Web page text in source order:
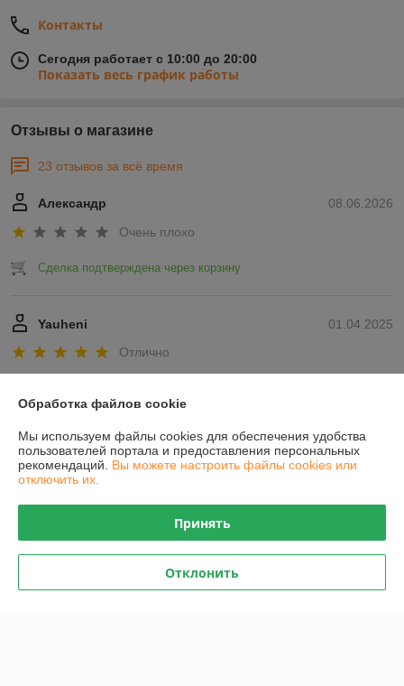
Контакты
Сегодня работает с 10:00 до 20:00
Показать весь график работы
Отзывы о магазине
23 отзывов за всё время
08.06.2026
Александр
Очень плохо
Сделка подтверждена через корзину
01.04.2025
Yauheni
Отлично
О нас
Обработка файлов cookie
Мы используем файлы cookies для обеспечения удобства
пользователей портала и предоставления персональных
рекомендаций. Вы можете настроить файлы cookies или
отключить их.
Принять
Отклонить